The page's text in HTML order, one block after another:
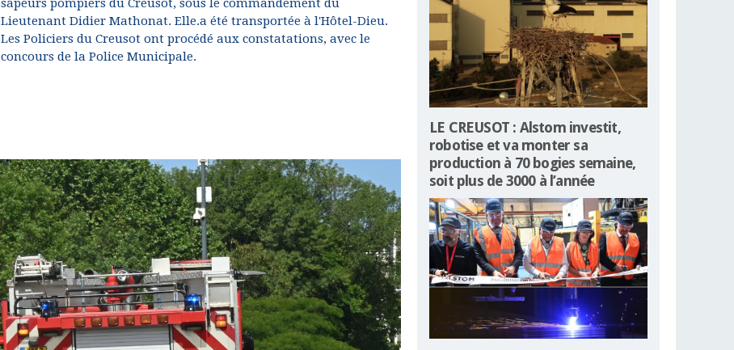
sapeurs pompiers du Creusot, sous le commandement du
Lieutenant Didier Mathonat. Elle.a été transportée à l'Hôtel-Dieu.
Les Policiers du Creusot ont procédé aux constatations, avec le
concours de la Police Municipale.
LE CREUSOT : Alstom investit,
robotise et va monter sa
production à 70 bogies semaine,
soit plus de 3000 à l’année